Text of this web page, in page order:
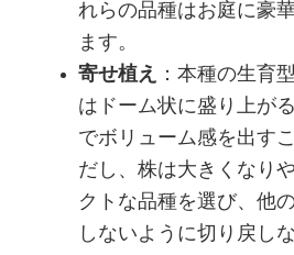
れらの品種はお庭に豪
ます。
寄せ植え
：本種の生育
はドーム状に盛り上が
でボリューム感を出す
だし、株は大きくなり
クトな品種を選び、他
しないように切り戻し